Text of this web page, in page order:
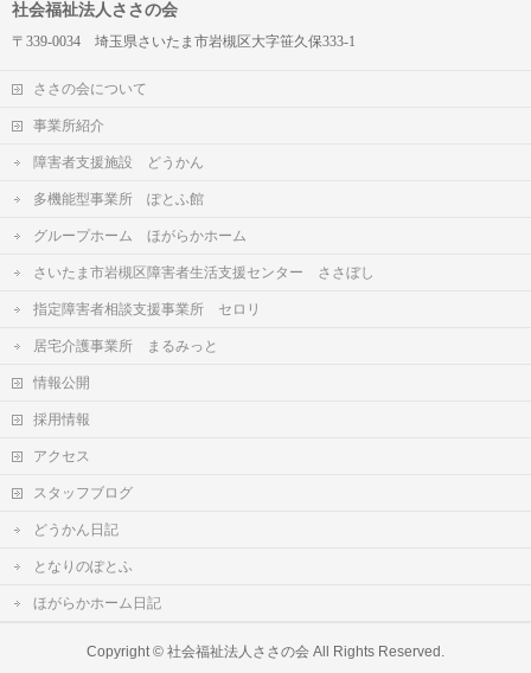
社会福祉法人ささの会
〒339-0034 埼玉県さいたま市岩槻区大字笹久保333-1
ささの会について
事業所紹介
障害者支援施設 どうかん
多機能型事業所 ぽとふ館
グループホーム ほがらかホーム
さいたま市岩槻区障害者生活支援センター ささぼし
指定障害者相談支援事業所 セロリ
居宅介護事業所 まるみっと
情報公開
採用情報
アクセス
スタッフブログ
どうかん日記
となりのぽとふ
ほがらかホーム日記
Copyright © 社会福祉法人ささの会All Rights Reserved.